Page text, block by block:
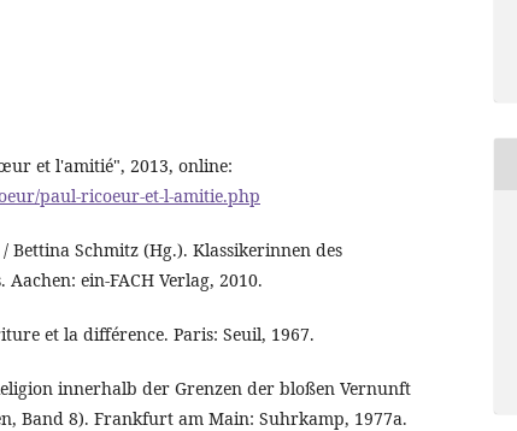
et l'amitié", 2013, online:
paul-ricoeur-et-l-amitie.php
Bettina Schmitz (Hg.). Klassikerinnen des
ein-FACH Verlag, 2010.
et la différence. Paris: Seuil, 1967.
innerhalb der Grenzen der bloßen Vernunft
Band 8). Frankfurt am Main: Suhrkamp, 1977a.